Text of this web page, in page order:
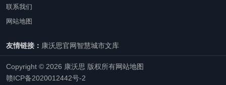
联系我们
网站地图
友情链接： 康沃思官网智慧城市文库
Copyright © 2026 康沃思 版权所有网站地图
赣ICP备2020012442号-2